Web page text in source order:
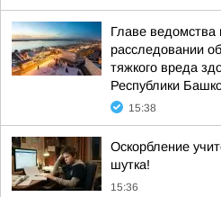
Главе ведомства
расследовании
тяжкого вреда
Республики
15:38
Оскорбление
шутка!
15:36